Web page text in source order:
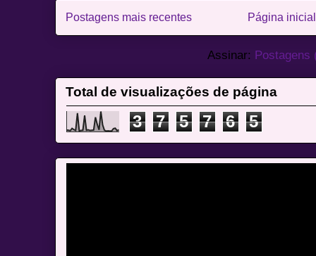
Postagens mais recentes Página inicial
Assinar: Postagens
Total de visualizações de página
3 7 5 7 6 5